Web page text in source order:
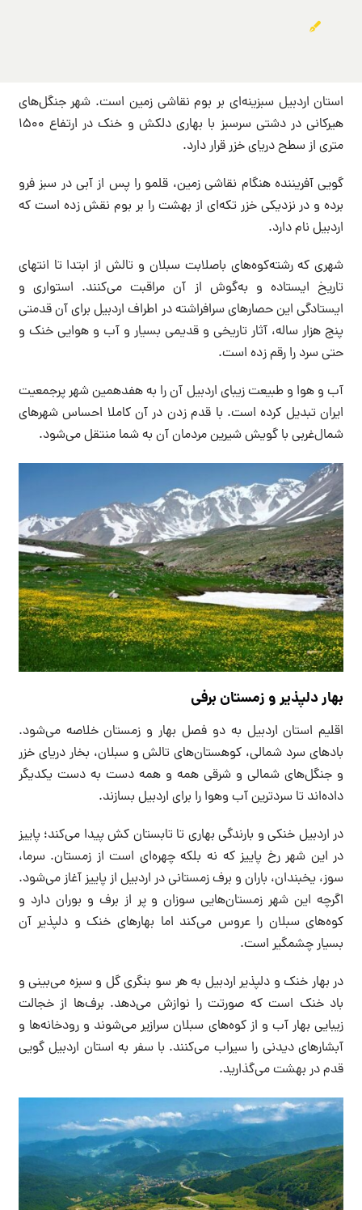
استان اردبیل سبزینه‌ای بر بوم نقاشی زمین است. شهر جنگل‌های
هیرکانی در دشتی سرسبز با بهاری دلکش و خنک در ارتفاع 1500
متری از سطح دریای خزر قرار دارد.
گویی آفریننده هنگام نقاشی زمین، قلمو را پس از آبی در سبز فرو
برده و در نزدیکی خزر تکه‌ای از بهشت را بر بوم نقش زده است که
اردبیل نام دارد.
شهری که رشته‌کوه‌های باصلابت سبلان و تالش از ابتدا تا انتهای
تاریخ ایستاده و به‌گوش از آن مراقبت می‌کنند. استواری و
ایستادگی این حصارهای سرافراشته در اطراف اردبیل برای آن قدمتی
پنج هزار ساله، آثار تاریخی و قدیمی بسیار و آب ‌و هوایی خنک و
حتی سرد را رقم زده است.
آب و هوا و طبیعت زیبای اردبیل آن را به هفدهمین شهر پرجمعیت
ایران تبدیل کرده است. با قدم زدن در آن کاملا احساس شهرهای
شمال‌غربی با گویش شیرین مردمان آن به شما منتقل می‌شود.
بهار دلپذیر و زمستان برفی
اقلیم استان اردبیل به دو فصل بهار و زمستان خلاصه می‌شود.
بادهای سرد شمالی، کوهستان‌های تالش و سبلان، بخار دریای خزر
و جنگل‌های شمالی و شرقی همه و همه دست به دست یکدیگر
داده‌اند تا سردترین آب وهوا را برای اردبیل بسازند.
در اردبیل خنکی و بارندگی بهاری تا تابستان کش پیدا می‌کند؛ پاییز
در این شهر رخ پاییز که نه بلکه چهره‌ای است از زمستان. سرما،
سوز، یخبندان، باران و برف زمستانی در اردبیل از پاییز آغاز می‌شود.
اگرچه این شهر زمستان‌هایی سوزان و پر از برف و بوران دارد و
کوه‌های سبلان را عروس‌ می‌کند اما بهارهای خنک و دلپذیر آن
بسیار چشمگیر است.
در بهار خنک و دلپذیر اردبیل به هر سو بنگری گل و سبزه می‌بینی و
باد خنک است که صورتت را نوازش می‌دهد. برف‌ها از خجالت
زیبایی بهار آب و از کوه‌های سبلان سرازیر می‌شوند و رودخانه‌ها و
آبشارهای دیدنی را سیراب می‌کنند. با سفر به استان اردبیل گویی
قدم در بهشت می‌گذارید.